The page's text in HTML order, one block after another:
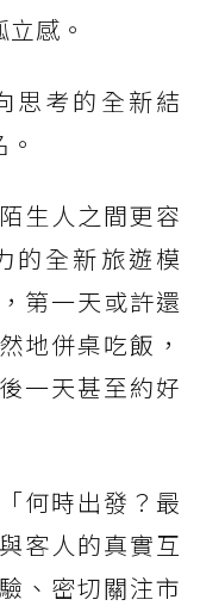
感。
思考的全新結
生人之間更容
的全新旅遊模
第一天或許還
地併桌吃飯，
一天甚至約好
何時出發？最
客人的真實互
、密切關注市